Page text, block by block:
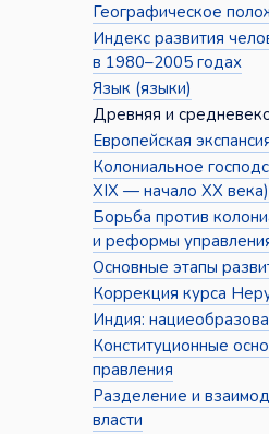
Географическое
Индекс развития
в 1980–2005 годах
Язык (языки)
Древняя и
Европейская
Колониальное
XIX — начало XX века)
Борьба против
и реформы
Основные этапы
Коррекция курса
Индия:
Конституционные
правления
Разделение и
власти